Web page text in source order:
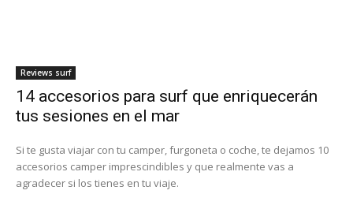
Reviews surf
14 accesorios para surf que enriquecerán
tus sesiones en el mar
Si te gusta viajar con tu camper, furgoneta o coche, te dejamos 10
accesorios camper imprescindibles y que realmente vas a
agradecer si los tienes en tu viaje.